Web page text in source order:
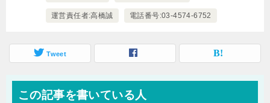
運営責任者:高橋誠 電話番号:03-4574-6752
Tweet
この記事を書いている人